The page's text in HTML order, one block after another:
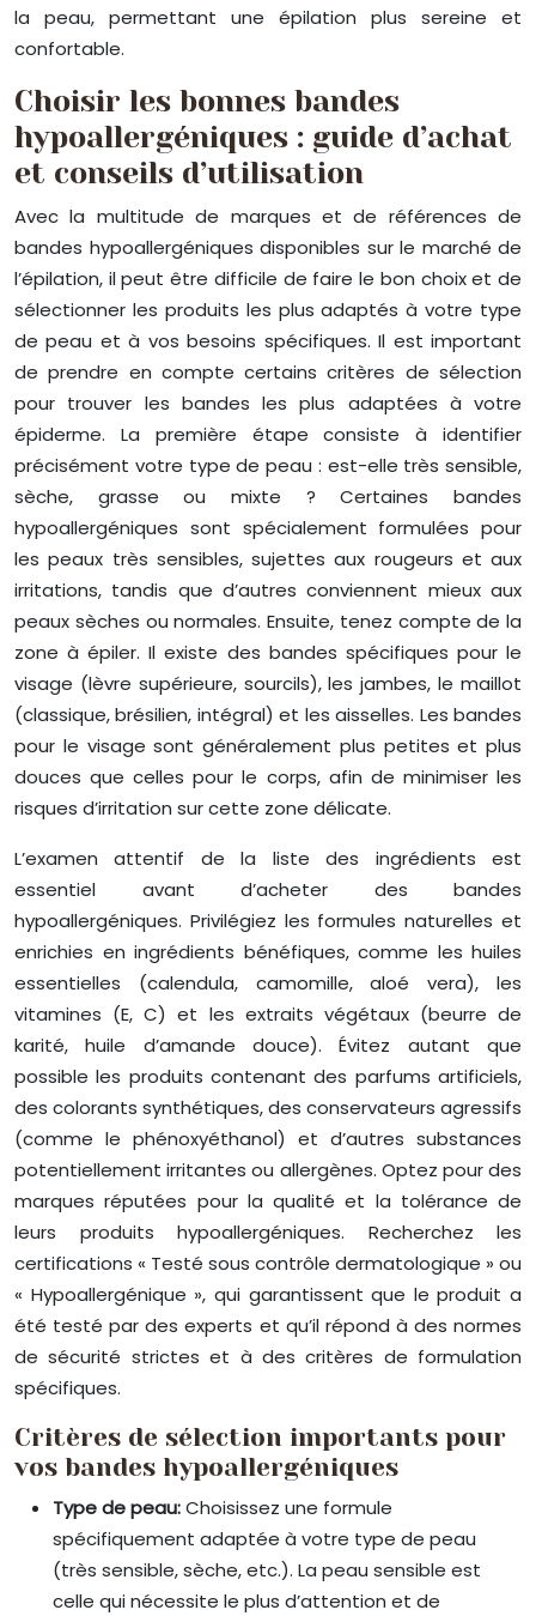
la peau, permettant une épilation plus sereine et
confortable.
Choisir les bonnes bandes
hypoallergéniques : guide d’achat
et conseils d’utilisation
Avec la multitude de marques et de références de
bandes hypoallergéniques disponibles sur le marché de
l’épilation, il peut être difficile de faire le bon choix et de
sélectionner les produits les plus adaptés à votre type
de peau et à vos besoins spécifiques. Il est important
de prendre en compte certains critères de sélection
pour trouver les bandes les plus adaptées à votre
épiderme. La première étape consiste à identifier
précisément votre type de peau : est-elle très sensible,
sèche, grasse ou mixte ? Certaines bandes
hypoallergéniques sont spécialement formulées pour
les peaux très sensibles, sujettes aux rougeurs et aux
irritations, tandis que d’autres conviennent mieux aux
peaux sèches ou normales. Ensuite, tenez compte de la
zone à épiler. Il existe des bandes spécifiques pour le
visage (lèvre supérieure, sourcils), les jambes, le maillot
(classique, brésilien, intégral) et les aisselles. Les bandes
pour le visage sont généralement plus petites et plus
douces que celles pour le corps, afin de minimiser les
risques d’irritation sur cette zone délicate.
L’examen attentif de la liste des ingrédients est
essentiel avant d’acheter des bandes
hypoallergéniques. Privilégiez les formules naturelles et
enrichies en ingrédients bénéfiques, comme les huiles
essentielles (calendula, camomille, aloé vera), les
vitamines (E, C) et les extraits végétaux (beurre de
karité, huile d’amande douce). Évitez autant que
possible les produits contenant des parfums artificiels,
des colorants synthétiques, des conservateurs agressifs
(comme le phénoxyéthanol) et d’autres substances
potentiellement irritantes ou allergènes. Optez pour des
marques réputées pour la qualité et la tolérance de
leurs produits hypoallergéniques. Recherchez les
certifications « Testé sous contrôle dermatologique » ou
« Hypoallergénique », qui garantissent que le produit a
été testé par des experts et qu’il répond à des normes
de sécurité strictes et à des critères de formulation
spécifiques.
Critères de sélection importants pour
vos bandes hypoallergéniques
Type de peau:Choisissez une formule
spécifiquement adaptée à votre type de peau
(très sensible, sèche, etc.). La peau sensible est
celle qui nécessite le plus d’attention et de